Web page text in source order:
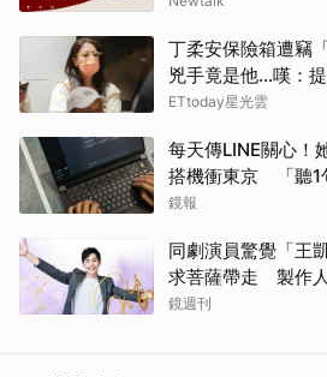
丁柔安保險箱遭竊
兇手竟是他...嘆：
ETtoday星光雲
每天傳LINE關心！
搭機衝東京 「聽1
哭網
鏡報
同劇演員驚覺「王
求菩薩帶走 製作
鏡週刊